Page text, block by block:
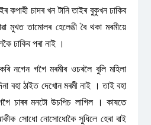
কপাহী চাদৰ খন টানি তাইৰ বুকুখন ঢাকিব
মুখত তামোলৰ হেলেঙী বৈ থকা মৰমীয়ে
ঢাকিব পৰা নাই ।
নগেন গগৈ মৰমীৰ ওচৰলৈ বুলি মহিলা
বহা ঠাইত দেখোন মৰমী নাই । তাই বহা
চাৰৰ মনটো উচপিচ লাগিল । কাষতে
সোধো নোসোধোকৈ সুধিলে হেৰা বাই